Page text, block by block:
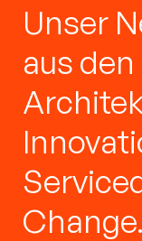
Unser
aus
Change.